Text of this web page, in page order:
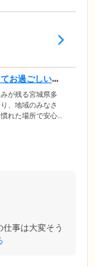
お過ごしいた
が残る宮城県多
、地域のみなさ
れた場所で安心
た。使い慣れた
スペースもすべ
事は大変そう